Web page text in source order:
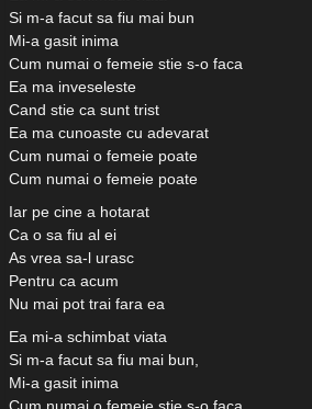
Si m-a facut sa fiu mai bun
Mi-a gasit inima
Cum numai o femeie stie s-o faca
Ea ma inveseleste
Cand stie ca sunt trist
Ea ma cunoaste cu adevarat
Cum numai o femeie poate
Cum numai o femeie poate
Iar pe cine a hotarat
Ca o sa fiu al ei
As vrea sa-l urasc
Pentru ca acum
Nu mai pot trai fara ea
Ea mi-a schimbat viata
Si m-a facut sa fiu mai bun,
Mi-a gasit inima